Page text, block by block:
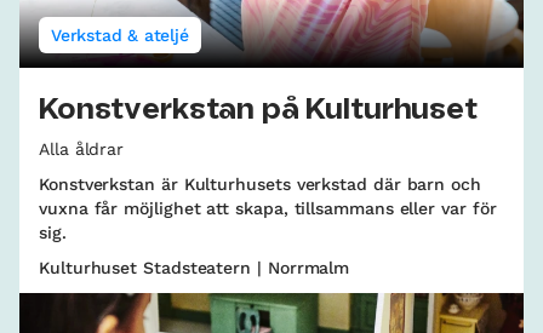
Verkstad & ateljé
Konstverkstan på Kulturhuset
Alla åldrar
Konstverkstan är Kulturhusets verkstad där barn och
vuxna får möjlighet att skapa, tillsammans eller var för
sig.
Kulturhuset Stadsteatern | Norrmalm